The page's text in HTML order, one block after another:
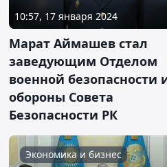
10:57, 17 января 2024
Марат Аймашев стал
заведующим Отделом
военной безопасности
обороны Совета
Безопасности РК
Экономика и бизнес